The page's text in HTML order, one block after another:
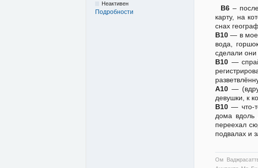
Неактивен
Подробности
В6– после
карту, на
снах
В10 — в
вода,
сделали они
В10 —
А10 —
девушки, к
В10 — что-
дома вдоль
переехал
подвалах и
Ом